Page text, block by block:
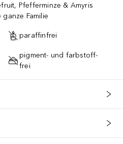
Pfefferminze & Amyris
Familie
paraffinfrei
pigment- und farbstoff-
frei